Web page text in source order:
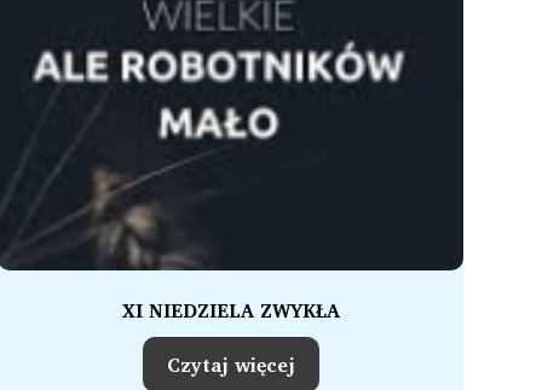
XI NIEDZIELA ZWYKŁA
Czytaj więcej